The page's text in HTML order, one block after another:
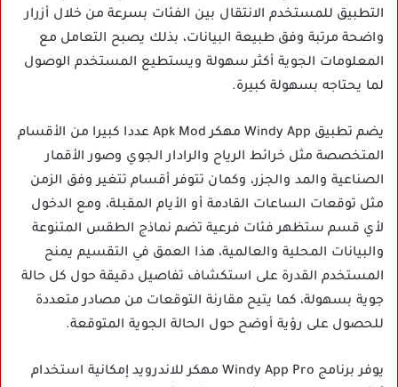
التطبيق للمستخدم الانتقال بين الفئات بسرعة من خلال أزرار
واضحة مرتبة وفق طبيعة البيانات، بذلك يصبح التعامل مع
المعلومات الجوية أكثر سهولة ويستطيع المستخدم الوصول
لما يحتاجه بسهولة كبيرة.
يضم تطبيق Windy App مهكر Apk Mod عددا كبيرا من الأقسام
المتخصصة مثل خرائط الرياح والرادار الجوي وصور الأقمار
الصناعية والمد والجزر، وكمان تتوفر أقسام تتغير وفق الزمن
مثل توقعات الساعات القادمة أو الأيام المقبلة، ومع الدخول
لأي قسم ستظهر فئات فرعية تضم نماذج الطقس المتنوعة
والبيانات المحلية والعالمية، هذا العمق في التقسيم يمنح
المستخدم القدرة على استكشاف تفاصيل دقيقة حول كل حالة
جوية بسهولة، كما يتيح مقارنة التوقعات من مصادر متعددة
للحصول على رؤية أوضح حول الحالة الجوية المتوقعة.
يوفر برنامج Windy App Pro مهكر للاندرويد إمكانية استخدام